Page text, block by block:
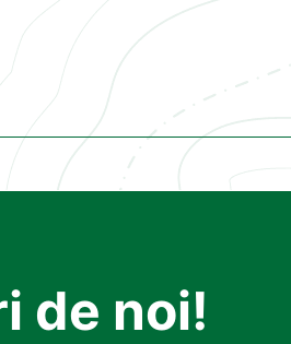
de noi!